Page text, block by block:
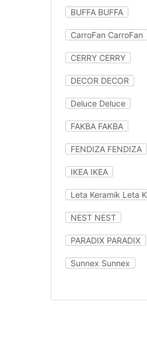
BUFFA BUFFA
CarroFan CarroFan
CERRY CERRY
DECOR DECOR
Deluce Deluce
FAKBA FAKBA
FENDIZA FENDIZA
IKEA IKEA
Leta Keramik Leta
NEST NEST
PARADIX PARADIX
Sunnex Sunnex